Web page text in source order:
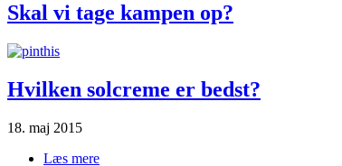
Skal vi tage kampen op?
Hvilken solcreme er bedst?
18. maj 2015
Læs mere